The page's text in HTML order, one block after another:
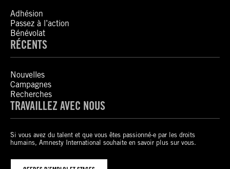
Adhésion
Passez à l’action
Bénévolat
RÉCENTS
Nouvelles
Campagnes
Recherches
TRAVAILLEZ AVEC NOUS
Si vous avez du talent et que vous êtes passionné-e par les droits
humains, Amnesty International souhaite en savoir plus sur vous.